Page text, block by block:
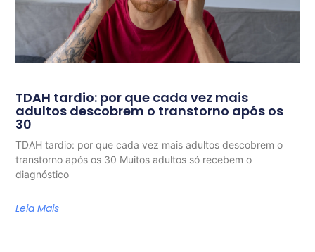
TDAH tardio: por que cada vez mais
adultos descobrem o transtorno após os
30
TDAH tardio: por que cada vez mais adultos descobrem o
transtorno após os 30 Muitos adultos só recebem o
diagnóstico
Leia Mais